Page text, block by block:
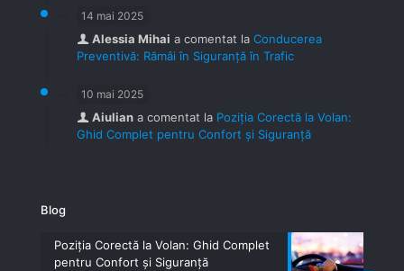
14 mai 2025
Alessia Mihai a comentat la Conducerea
Preventivă: Rămâi în Siguranță în Trafic
10 mai 2025
Aiulian a comentat la Poziția Corectă la Volan:
Ghid Complet pentru Confort și Siguranță
Blog
Poziția Corectă la Volan: Ghid Complet
pentru Confort și Siguranță